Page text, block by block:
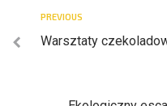
PREVIOUS
Warsztaty